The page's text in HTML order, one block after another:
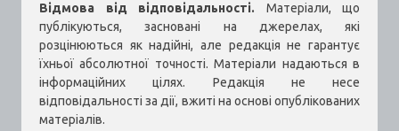
Відмова від відповідальності. Матеріали, що
публікуються, засновані на джерелах, які
розцінюються як надійні, але редакція не гарантує
їхньої абсолютної точності. Матеріали надаються в
інформаційних цілях. Редакція не несе
відповідальності за дії, вжиті на основі опублікованих
матеріалів.